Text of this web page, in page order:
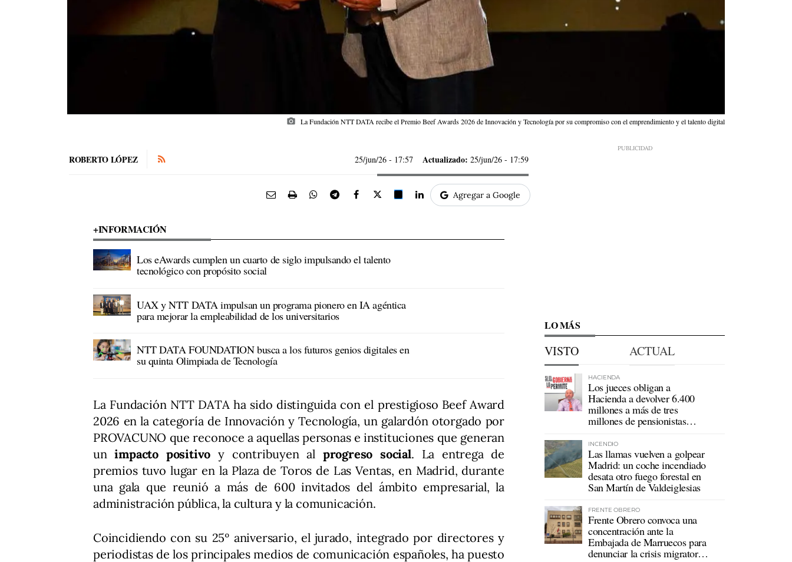
photo_camera La Fundación NTT DATA recibe el Premio Beef Awards 2026 de Innovación y Tecnología por su compromiso con el emprendimiento y el talento digital
ROBERTO LÓPEZ 25/jun/26 - 17:57 Actualizado: 25/jun/26 - 17:59
Agregar a Google
+INFORMACIÓN
Los eAwards cumplen un cuarto de siglo impulsando el talento
tecnológico con propósito social
UAX y NTT DATA impulsan un programa pionero en IA agéntica
para mejorar la empleabilidad de los universitarios
NTT DATA FOUNDATION busca a los futuros genios digitales en
su quinta Olimpiada de Tecnología
La Fundación NTT DATA ha sido distinguida con el prestigioso Beef Award
2026 en la categoría de Innovación y Tecnología, un galardón otorgado por
PROVACUNO que reconoce a aquellas personas e instituciones que generan
un impacto positivo y contribuyen al progreso social. La entrega de
premios tuvo lugar en la Plaza de Toros de Las Ventas, en Madrid, durante
una gala que reunió a más de 600 invitados del ámbito empresarial, la
administración pública, la cultura y la comunicación.
Coincidiendo con su 25º aniversario, el jurado, integrado por directores y
periodistas de los principales medios de comunicación españoles, ha puesto
LO MÁS
VISTO ACTUAL
HACIENDA
Los jueces obligan a
Hacienda a devolver 6.400
millones a más de tres
millones de pensionistas
INCENDIO
Las llamas vuelven a golpear
Madrid: un coche incendiado
desata otro fuego forestal en
San Martín de Valdeiglesias
FRENTE OBRERO
Frente Obrero convoca una
concentración ante la
Embajada de Marruecos para
denunciar la crisis migratoria